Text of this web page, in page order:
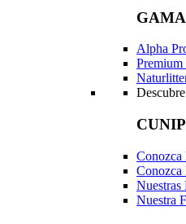
GAMA
Alpha
Premium
Descubre
Conozca
Conozca
Nuestras
Nuestra